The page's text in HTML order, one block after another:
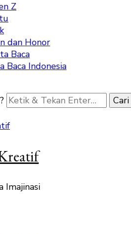
Z
dan Honor
Baca
Baca Indonesia
Imajinasi